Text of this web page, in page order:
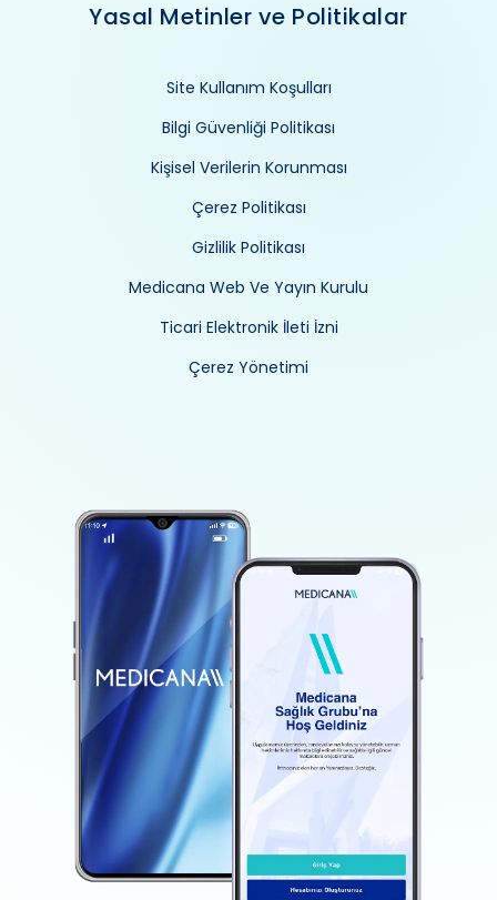
Yasal Metinler ve Politikalar
Site Kullanım Koşulları
Bilgi Güvenliği Politikası
Kişisel Verilerin Korunması
Çerez Politikası
Gizlilik Politikası
Medicana Web Ve Yayın Kurulu
Ticari Elektronik İleti İzni
Çerez Yönetimi